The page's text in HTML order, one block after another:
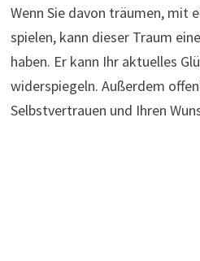
Wenn Sie davon träumen, mit
spielen, kann dieser Traum
haben. Er kann Ihr aktuelles
widerspiegeln. Außerdem
Selbstvertrauen und Ihren